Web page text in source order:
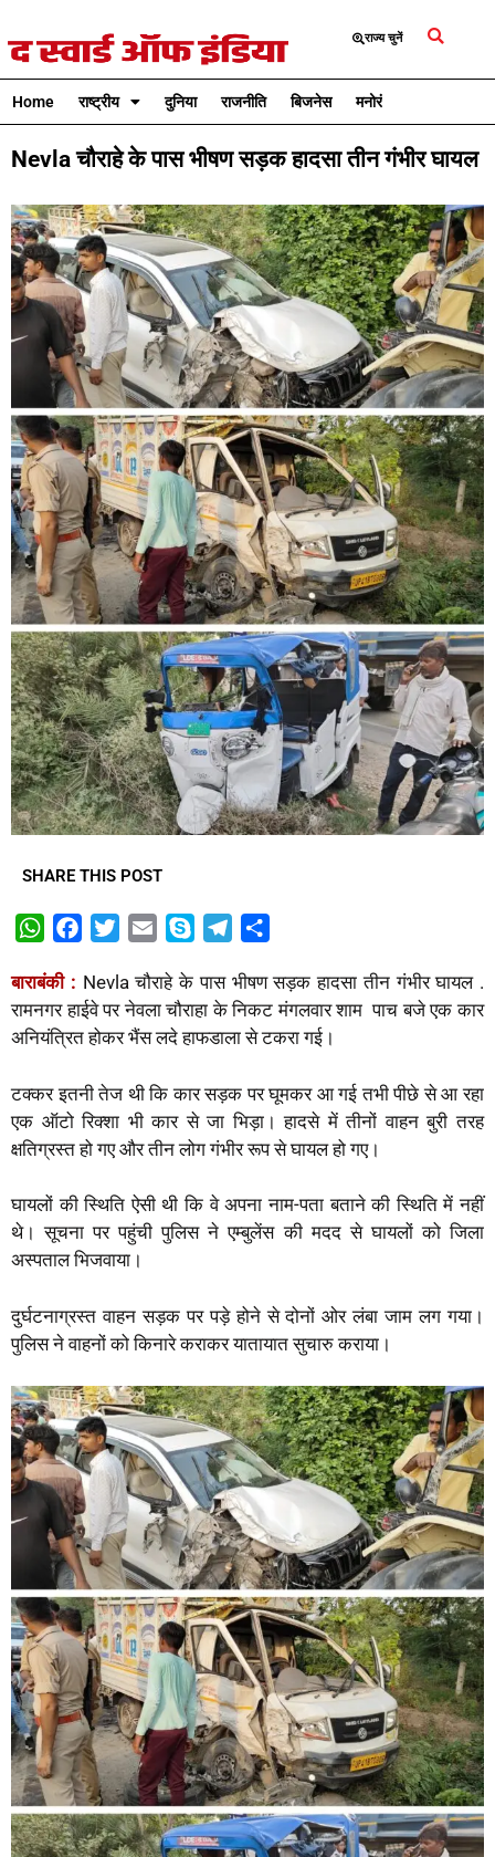
राज्य चुनें
Home राष्ट्रीय दुनिया राजनीति बिजनेस मनोरंजन
Nevla चौराहे के पास भीषण सड़क हादसा तीन गंभीर घायल
SHARE THIS POST
W
a
t
s
p
p
c
e
b
o
k
i
t
r
a
i
l
y
p
e
l
e
g
a
m
a
r
e
बाराबंकी : Nevla चौराहे के पास भीषण सड़क हादसा तीन गंभीर घायल .
रामनगर हाईवे पर नेवला चौराहा के निकट मंगलवार शाम पाच बजे एक कार
अनियंत्रित होकर भैंस लदे हाफडाला से टकरा गई।
टक्कर इतनी तेज थी कि कार सड़क पर घूमकर आ गई तभी पीछे से आ रहा
एक ऑटो रिक्शा भी कार से जा भिड़ा। हादसे में तीनों वाहन बुरी तरह
क्षतिग्रस्त हो गए और तीन लोग गंभीर रूप से घायल हो गए।
घायलों की स्थिति ऐसी थी कि वे अपना नाम-पता बताने की स्थिति में नहीं
थे। सूचना पर पहुंची पुलिस ने एम्बुलेंस की मदद से घायलों को जिला
अस्पताल भिजवाया।
दुर्घटनाग्रस्त वाहन सड़क पर पड़े होने से दोनों ओर लंबा जाम लग गया।
पुलिस ने वाहनों को किनारे कराकर यातायात सुचारु कराया।